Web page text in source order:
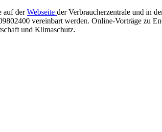
auf derWebseite der Verbraucherzentrale und in
vereinbart werden. Online-Vorträge zu
und Klimaschutz.